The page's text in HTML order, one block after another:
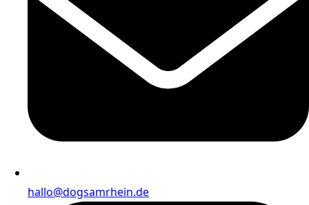
hallo@dogsamrhein.de